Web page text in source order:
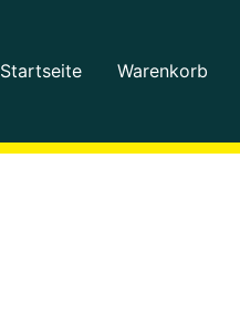
Startseite Warenkorb